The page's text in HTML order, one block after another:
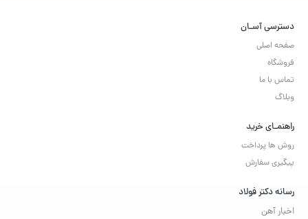
دسترسی آسـان
صفحه اصلی
فروشگاه
تماس با ما
وبلاگ
راهنمـای خرید
روش ها پرداخت
پیگیری سفارش
رسانه دکتر فولاد
اخبار آهن